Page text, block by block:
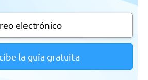
la guía gratuita